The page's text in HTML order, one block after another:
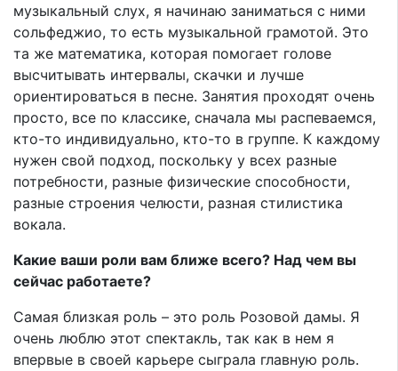
музыкальный слух, я начинаю заниматься с ними
сольфеджио, то есть музыкальной грамотой. Это
та же математика, которая помогает голове
высчитывать интервалы, скачки и лучше
ориентироваться в песне. Занятия проходят очень
просто, все по классике, сначала мы распеваемся,
кто-то индивидуально, кто-то в группе. К каждому
нужен свой подход, поскольку у всех разные
потребности, разные физические способности,
разные строения челюсти, разная стилистика
вокала.
Какие ваши роли вам ближе всего? Над чем вы
сейчас работаете?
Самая близкая роль – это роль Розовой дамы. Я
очень люблю этот спектакль, так как в нем я
впервые в своей карьере сыграла главную роль.